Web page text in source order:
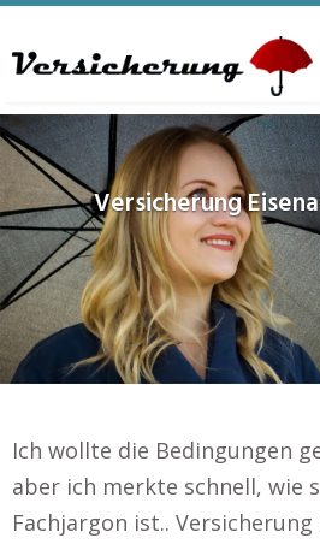
to
content
Versicherung
Ich wollte die Bedingungen
aber ich merkte schnell, wie
Fachjargon ist..